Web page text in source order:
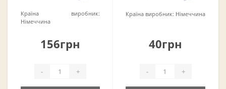
Країна виробник:
Німеччина
156грн
- +
Країна виробник: Німеччина
40грн
- +